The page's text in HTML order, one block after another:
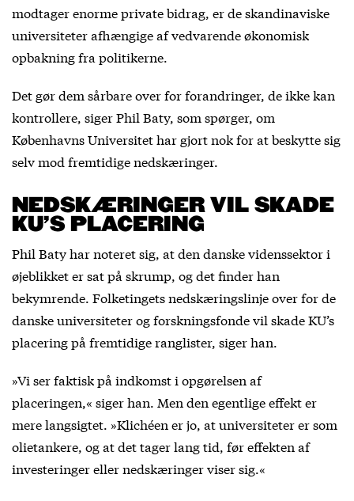
modtager enorme private bidrag, er de skandinaviske
universiteter afhængige af vedvarende økonomisk
opbakning fra politikerne.
Det gør dem sårbare over for forandringer, de ikke kan
kontrollere, siger Phil Baty, som spørger, om
Københavns Universitet har gjort nok for at beskytte sig
selv mod fremtidige nedskæringer.
NEDSKÆRINGER VIL SKADE
KU’S PLACERING
Phil Baty har noteret sig, at den danske videnssektor i
øjeblikket er sat på skrump, og det finder han
bekymrende. Folketingets nedskæringslinje over for de
danske universiteter og forskningsfonde vil skade KU’s
placering på fremtidige ranglister, siger han.
»Vi ser faktisk på indkomst i opgørelsen af
placeringen,« siger han. Men den egentlige effekt er
mere langsigtet. »Klichéen er jo, at universiteter er som
olietankere, og at det tager lang tid, før effekten af
investeringer eller nedskæringer viser sig.«